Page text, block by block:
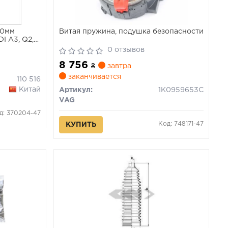
A3, Q2,
XL,
110 516
Китай
370204-47
Витая пружина, подушка безопасности
0 отзывов
8 756₴
завтра
заканчивается
Артикул:
1K0959653C
VAG
КУПИТЬ Код: 748171-47